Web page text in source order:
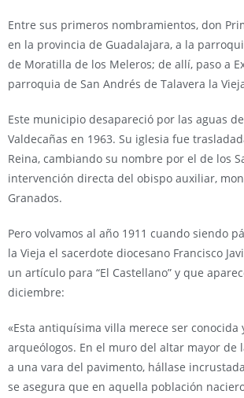
Entre sus primeros nombramientos, don
en la provincia de Guadalajara, a la
de Moratilla de los Meleros; de allí, paso a
parroquia de San Andrés de Talavera la
Este municipio desapareció por las aguas
Valdecañas en 1963. Su iglesia fue
Reina, cambiando su nombre por el de los
intervención directa del obispo auxiliar,
Granados.
Pero volvamos al año 1911 cuando siendo
la Vieja el sacerdote diocesano Francisco
un artículo para “El Castellano” y que
diciembre:
«Esta antiquísima villa merece ser conocida
arqueólogos. En el muro del altar mayor de
a una vara del pavimento, hállase
se asegura que en aquella población